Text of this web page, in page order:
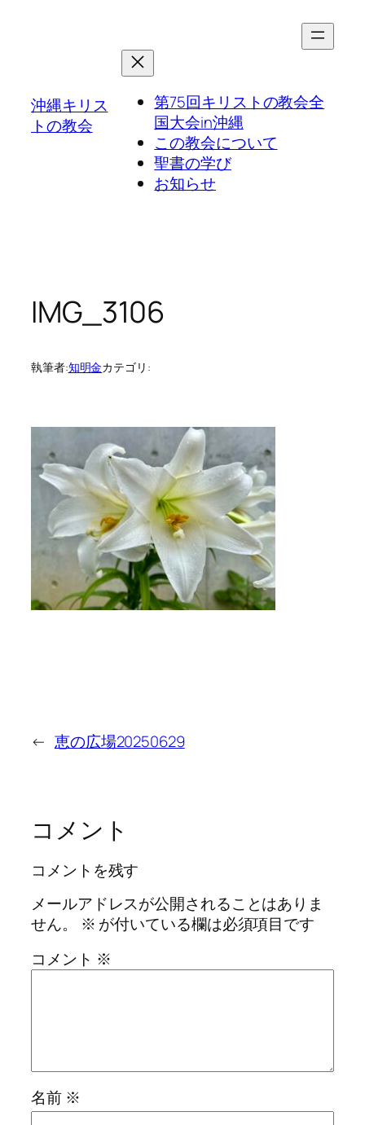
沖縄キリス
トの教会
第75回キリストの教会全
国大会in沖縄
この教会について
聖書の学び
お知らせ
IMG_3106
執筆者:知明金カテゴリ:
← 恵の広場20250629
コメント
コメントを残す
メールアドレスが公開されることはありま
せん。
※ が付いている欄は必須項目です
コメント ※
名前 ※